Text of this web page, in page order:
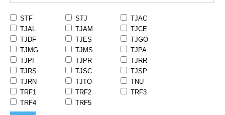
STF STJ
TJAC
TJAL
TJAM
TJCE
TJDF
TJES
TJGO
TJMG
TJMS
TJPA
TJPI
TJPR
TJRR
TJRS
TJSC
TJSP
TJRN
TJTO
TNU
TRF1
TRF2
TRF3
TRF4
TRF5